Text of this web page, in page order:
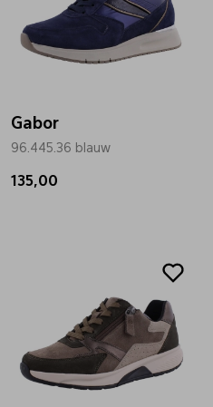
Gabor
96.445.36 blauw
135,00